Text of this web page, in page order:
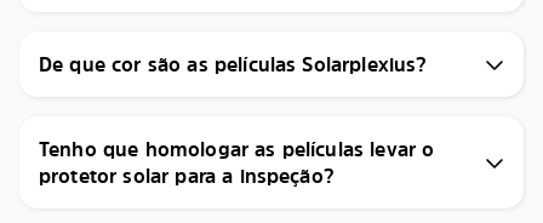
De que cor são as películas Solarplexius?
Tenho que homologar as películas levar o
protetor solar para a inspeção?